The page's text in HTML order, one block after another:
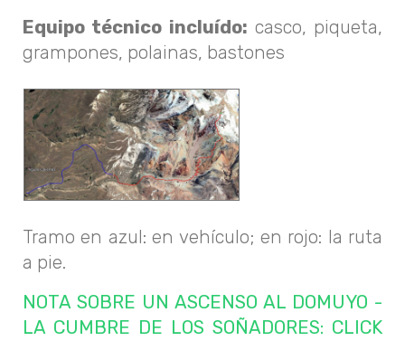
Equipo técnico incluído: casco, piqueta,
grampones, polainas, bastones
Tramo en azul: en vehículo; en rojo: la ruta
a pie.
NOTA SOBRE UN ASCENSO AL DOMUYO -
LA CUMBRE DE LOS SOÑADORES: CLICK